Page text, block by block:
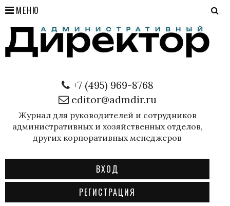
МЕНЮ
+7 (495) 969-8768
editor@admdir.ru
Журнал для руководителей и сотрудников
административных и хозяйственных отделов,
других корпоративных менеджеров
ВХОД
РЕГИСТРАЦИЯ